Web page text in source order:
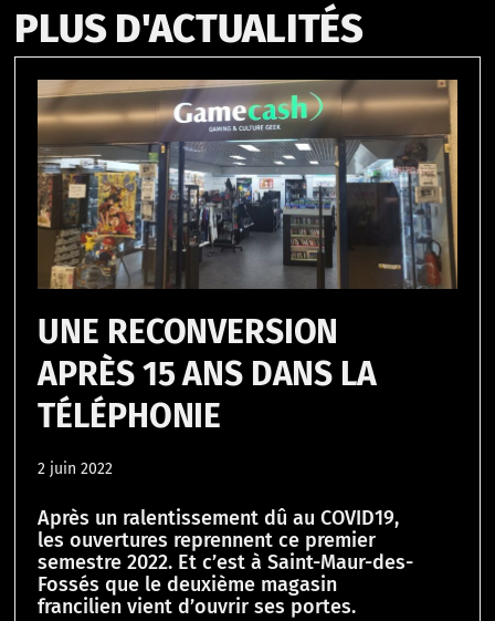
PLUS D'ACTUALITÉS
UNE RECONVERSION
APRÈS 15 ANS DANS LA
TÉLÉPHONIE
2 juin 2022
Après un ralentissement dû au COVID19,
les ouvertures reprennent ce premier
semestre 2022. Et c’est à Saint-Maur-des-
Fossés que le deuxième magasin
francilien vient d’ouvrir ses portes.